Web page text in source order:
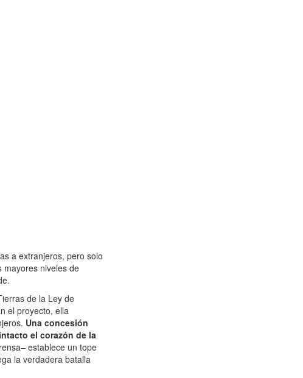
a extranjeros, pero solo
mayores niveles de
de la Ley de
el proyecto, ella
Una concesión
el corazón de la
establece un tope
la verdadera batalla